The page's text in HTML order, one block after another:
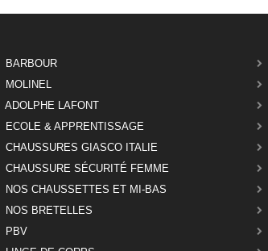
BARBOUR
MOLINEL
ADOLPHE LAFONT
ECOLE & APPRENTISSAGE
CHAUSSURES GIASCO ITALIE
CHAUSSURE SÉCURITÉ FEMME
NOS CHAUSSETTES ET MI-BAS
NOS BRETELLES
PBV